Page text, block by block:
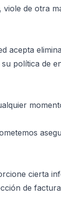
de otra
acepta
política de
cierta
de